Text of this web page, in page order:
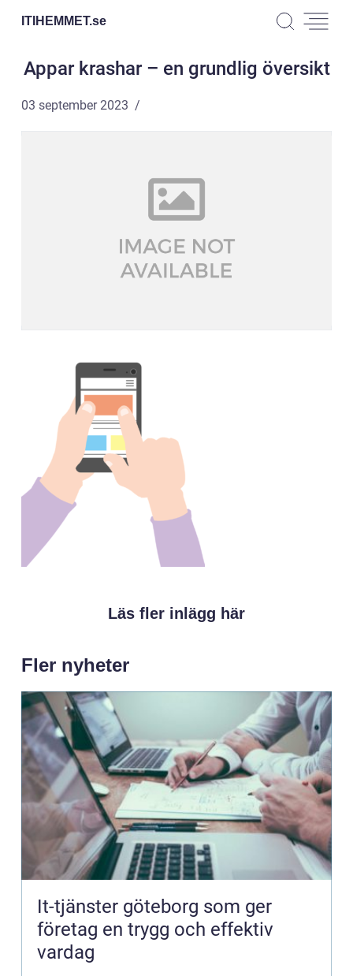
ITIHEMMET.se
Appar krashar – en grundlig översikt
03 september 2023
Läs fler inlägg här
Fler nyheter
It-tjänster göteborg som ger
företag en trygg och effektiv
vardag